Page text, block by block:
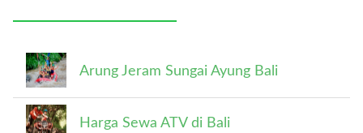
Arung Jeram Sungai Ayung Bali
Harga Sewa ATV di Bali